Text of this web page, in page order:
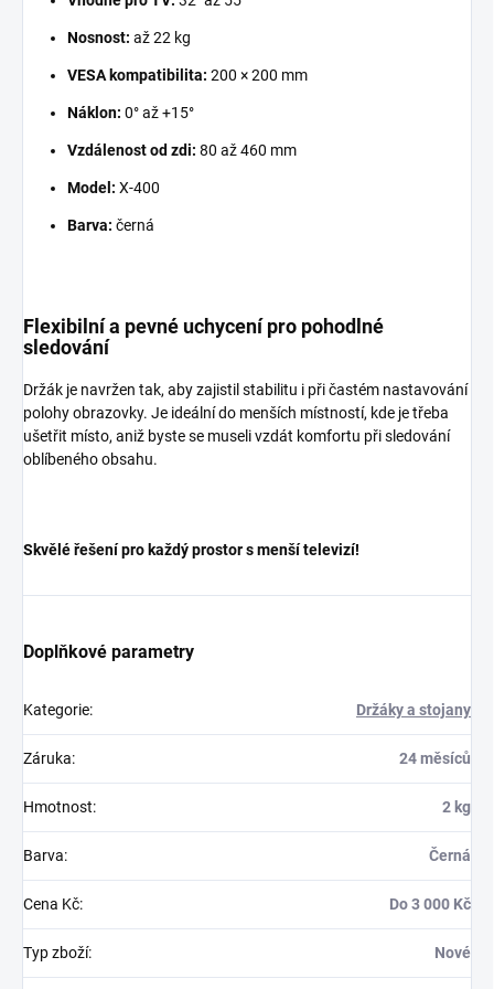
Nosnost: až 22 kg
VESA kompatibilita: 200 × 200 mm
Náklon: 0° až +15°
Vzdálenost od zdi: 80 až 460 mm
Model: X-400
Barva: černá
Flexibilní a pevné uchycení pro pohodlné
sledování
Držák je navržen tak, aby zajistil stabilitu i při častém nastavování
polohy obrazovky. Je ideální do menších místností, kde je třeba
ušetřit místo, aniž byste se museli vzdát komfortu při sledování
oblíbeného obsahu.
Skvělé řešení pro každý prostor s menší televizí!
Doplňkové parametry
Kategorie: Držáky a stojany
Záruka: 24 měsíců
Hmotnost: 2 kg
Barva: Černá
Cena Kč: Do 3 000 Kč
Typ zboží: Nové